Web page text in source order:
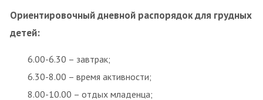
Ориентировочный дневной распорядок для грудных
детей:
6.00-6.30 – завтрак;
6.30-8.00 – время активности;
8.00-10.00 – отдых младенца;